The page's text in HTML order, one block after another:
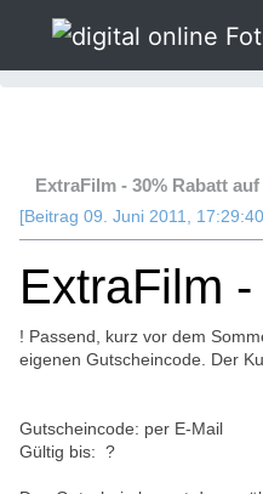
Fotoservice
ExtraFilm - 30% Rabatt
[Beitrag 09. Juni 2011,
ExtraFilm
! Passend, kurz vor dem
eigenen Gutscheincode. Der
Gutscheincode: per E-Mail
Gültig bis: ?